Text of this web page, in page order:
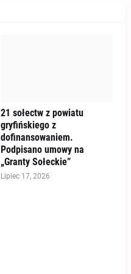
21 sołectw z powiatu
gryfińskiego z
dofinansowaniem.
Podpisano umowy na
„Granty Sołeckie”
Lipiec 17, 2026